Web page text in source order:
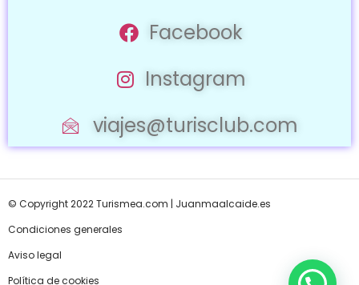
Facebook
Instagram
viajes@turisclub.com
© Copyright 2022 Turismea.com | Juanmaalcaide.es
Condiciones generales
Aviso legal
Política de cookies